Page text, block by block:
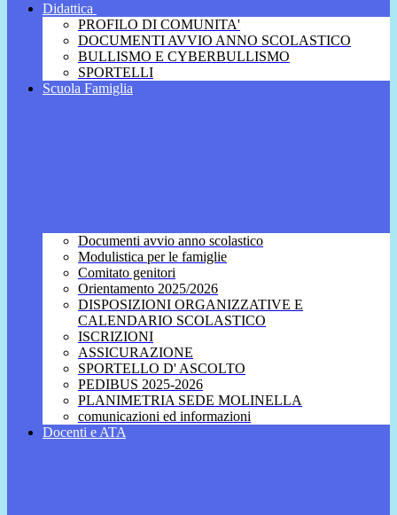
Didattica
PROFILO DI COMUNITA'
DOCUMENTI AVVIO ANNO SCOLASTICO
BULLISMO E CYBERBULLISMO
SPORTELLI
Scuola Famiglia
Documenti avvio anno scolastico
Modulistica per le famiglie
Comitato genitori
Orientamento 2025/2026
DISPOSIZIONI ORGANIZZATIVE E
CALENDARIO SCOLASTICO
ISCRIZIONI
ASSICURAZIONE
SPORTELLO D' ASCOLTO
PEDIBUS 2025-2026
PLANIMETRIA SEDE MOLINELLA
comunicazioni ed informazioni
Docenti e ATA